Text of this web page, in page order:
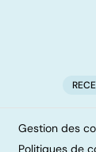
Gestion des
Politiques de